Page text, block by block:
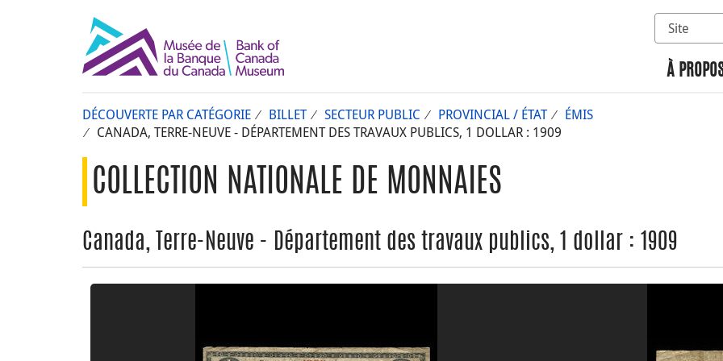
À
DÉCOUVERTE PAR CATÉGORIE BILLET SECTEUR PUBLIC PROVINCIAL / ÉTAT
ÉMIS
CANADA, TERRE-NEUVE - DÉPARTEMENT DES TRAVAUX PUBLICS, 1 DOLLAR : 1909
COLLECTION NATIONALE DE MONNAIES
Canada, Terre-Neuve - Département des travaux publics, 1 dollar : 1909